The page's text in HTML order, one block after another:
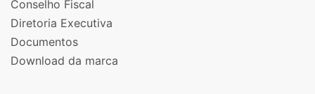
Conselho Fiscal
Diretoria Executiva
Documentos
Download da marca